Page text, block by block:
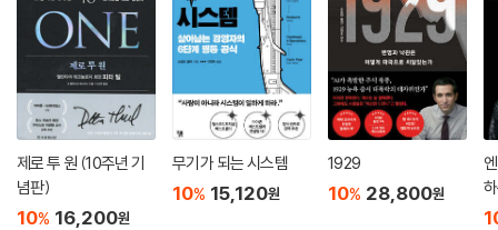
제로 투 원 (10주년 기
념판)
10% 16,200원
무기가 되는 시스템
10% 15,120원
1929
10% 28,800원